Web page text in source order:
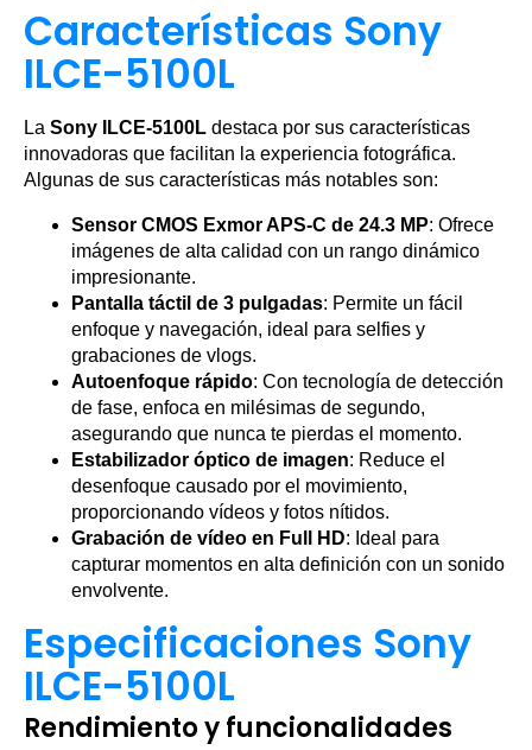
Características Sony
ILCE-5100L
La Sony ILCE-5100L destaca por sus características
innovadoras que facilitan la experiencia fotográfica.
Algunas de sus características más notables son:
Sensor CMOS Exmor APS-C de 24.3 MP: Ofrece
imágenes de alta calidad con un rango dinámico
impresionante.
Pantalla táctil de 3 pulgadas: Permite un fácil
enfoque y navegación, ideal para selfies y
grabaciones de vlogs.
Autoenfoque rápido: Con tecnología de detección
de fase, enfoca en milésimas de segundo,
asegurando que nunca te pierdas el momento.
Estabilizador óptico de imagen: Reduce el
desenfoque causado por el movimiento,
proporcionando vídeos y fotos nítidos.
Grabación de vídeo en Full HD: Ideal para
capturar momentos en alta definición con un sonido
envolvente.
Especificaciones Sony
ILCE-5100L
Rendimiento y funcionalidades